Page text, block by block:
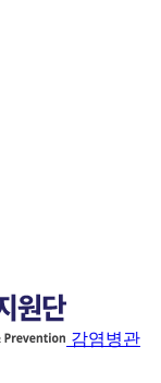
감염병관